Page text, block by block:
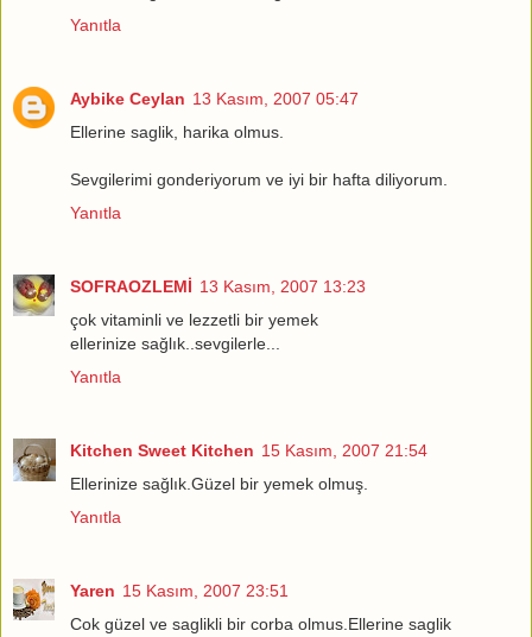
Yanıtla
Aybike Ceylan 13 Kasım, 2007 05:47
Ellerine saglik, harika olmus.
Sevgilerimi gonderiyorum ve iyi bir hafta diliyorum.
Yanıtla
SOFRAOZLEMİ 13 Kasım, 2007 13:23
çok vitaminli ve lezzetli bir yemek
ellerinize sağlık..sevgilerle...
Yanıtla
Kitchen Sweet Kitchen 15 Kasım, 2007 21:54
Ellerinize sağlık.Güzel bir yemek olmuş.
Yanıtla
Yaren 15 Kasım, 2007 23:51
Cok güzel ve saglikli bir corba olmus.Ellerine saglik